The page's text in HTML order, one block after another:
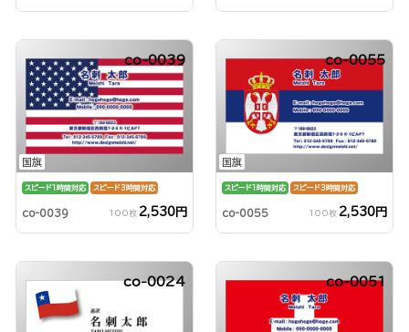
国旗
co-0039
スピード1時間対応 スピード3時間対応
co-0039 100枚 2,530円
国旗
co-0055
スピード1時間対応 スピード3時間対応
co-0055 100枚 2,530円
co-0024 co-0051